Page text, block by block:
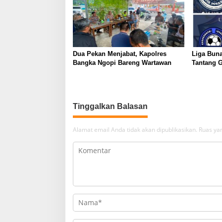
Dua Pekan Menjabat, Kapolres
Bangka Ngopi Bareng Wartawan
Liga
Tantang
Tinggalkan Balasan
Alamat email Anda tidak akan dipublikasikan. Ruas